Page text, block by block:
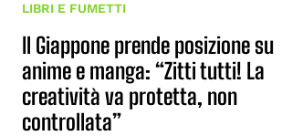
LIBRI E FUMETTI
Il Giappone prende posizione su
anime e manga: “Zitti tutti! La
creatività va protetta, non
controllata”